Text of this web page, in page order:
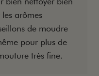
arômes
de moudre
pour plus de
très fine.